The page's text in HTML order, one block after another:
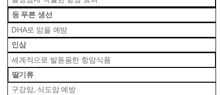
등 푸른 생선
DHA로 암을 예방
인삼
세계적으로 발돋움한 항암식품
딸기류
구강암, 식도암 예방